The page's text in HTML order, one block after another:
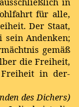
für alle,
Der Staat,
sein Andenken;
gemäß
die Freiheit,
in der-
des Dichers)